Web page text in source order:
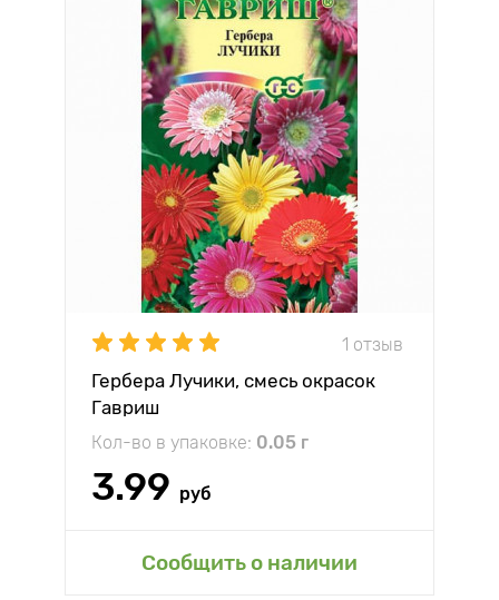
1 отзыв
Гербера Лучики, смесь окрасок
Гавриш
Кол-во в упаковке: 0.05 г
3.99 руб
Сообщить о наличии